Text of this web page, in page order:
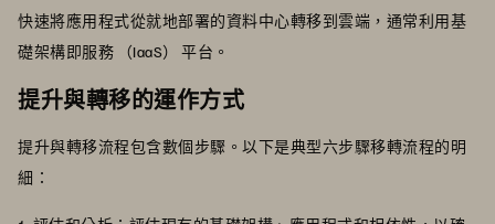
快速將應用程式從就地部署的資料中心轉移到雲端，通常利用基
礎架構即服務 （IaaS） 平台。
提升與轉移的運作方式
提升與轉移流程包含數個步驟。以下是典型六步驟移轉流程的明
細：